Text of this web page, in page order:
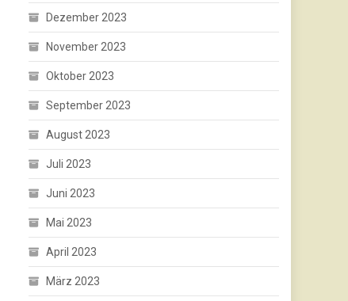
Dezember 2023
November 2023
Oktober 2023
September 2023
August 2023
Juli 2023
Juni 2023
Mai 2023
April 2023
März 2023